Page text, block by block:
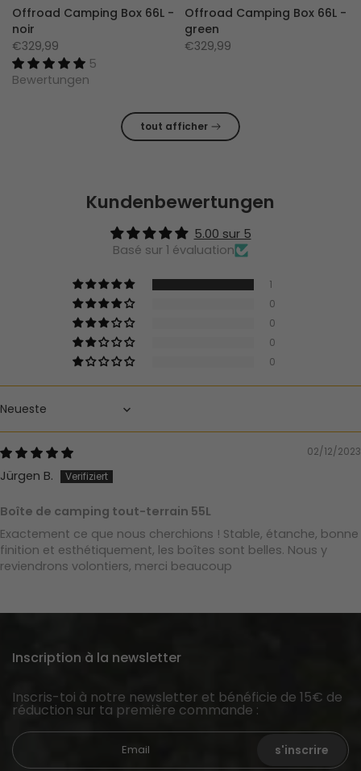
Offroad Camping Box 66L -
noir
€329,99
5
Bewertungen
Offroad Camping Box 66L -
green
€329,99
tout afficher
Kundenbewertungen
5.00 sur 5
Basé sur 1 évaluation
1
0
0
0
0
Sort by
02/12/2023
Jürgen B.
Boîte de camping tout-terrain 55L
Exactement ce que nous cherchions ! Stable, étanche, bonne
finition et esthétiquement, les boîtes sont belles. Nous y
reviendrons volontiers, merci beaucoup
Inscription à la newsletter
Inscris-toi à notre newsletter et bénéficie de 15€ de
réduction sur ta première commande :
s'inscrire